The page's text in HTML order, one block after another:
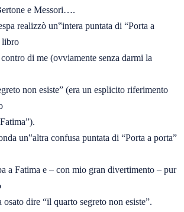
e Messori….
realizzò un‟intera puntata di “Porta a
libro
di me (ovviamente senza darmi la
non esiste” (era un esplicito riferimento
un‟altra confusa puntata di “Porta a porta”
a Fatima e – con mio gran divertimento – pur
osato dire “il quarto segreto non esiste”.